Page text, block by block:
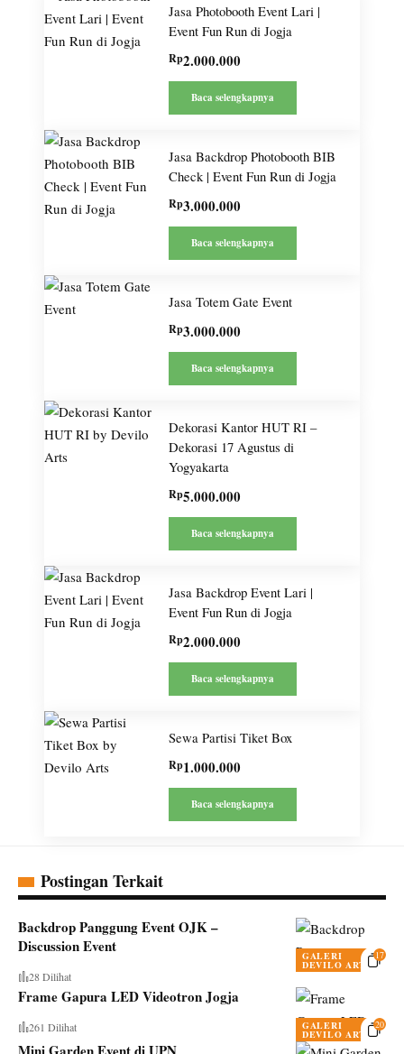
Jasa Photobooth Event Lari |
Event Fun Run di Jogja
Rp2.000.000
Baca selengkapnya
Jasa Backdrop Photobooth BIB
Check | Event Fun Run di Jogja
Rp3.000.000
Baca selengkapnya
Jasa Totem Gate Event
Rp3.000.000
Baca selengkapnya
Dekorasi Kantor HUT RI –
Dekorasi 17 Agustus di
Yogyakarta
Rp5.000.000
Baca selengkapnya
Jasa Backdrop Event Lari |
Event Fun Run di Jogja
Rp2.000.000
Baca selengkapnya
Sewa Partisi Tiket Box
Rp1.000.000
Baca selengkapnya
Postingan Terkait
17
GALERI
DEVILO ARTS
Backdrop Panggung Event OJK –
Discussion Event
28 Dilihat
20
GALERI
DEVILO ARTS
Frame Gapura LED Videotron Jogja
261 Dilihat